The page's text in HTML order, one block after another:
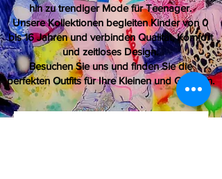
hin zu trendiger Mode für Teenager.
Unsere Kollektionen begleiten Kinder von 0
bis 16 Jahren und verbinden Qualität, Komfort
und zeitloses Design.
Besuchen Sie uns und finden Sie die
perfekten Outfits für Ihre Kleinen und Grossen.